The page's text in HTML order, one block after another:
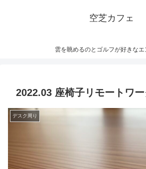
空芝カフェ
雲を眺めるのとゴルフが好きなエ
2022.03 座椅子リモートワ
デスク周り